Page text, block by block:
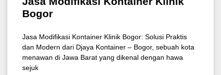
Bogor
Jasa Modifikasi Kontainer Klinik Bogor: Solusi Praktis
dan Modern dari Djaya Kontainer – Bogor, sebuah kota
menawan di Jawa Barat yang dikenal dengan hawa
sejuk